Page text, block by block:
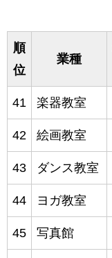
順
位
業種
41 楽器教室
42 絵画教室
43 ダンス教室
44 ヨガ教室
45 写真館